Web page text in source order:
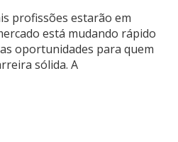
profissões estarão em
está mudando rápido
oportunidades para quem
sólida. A